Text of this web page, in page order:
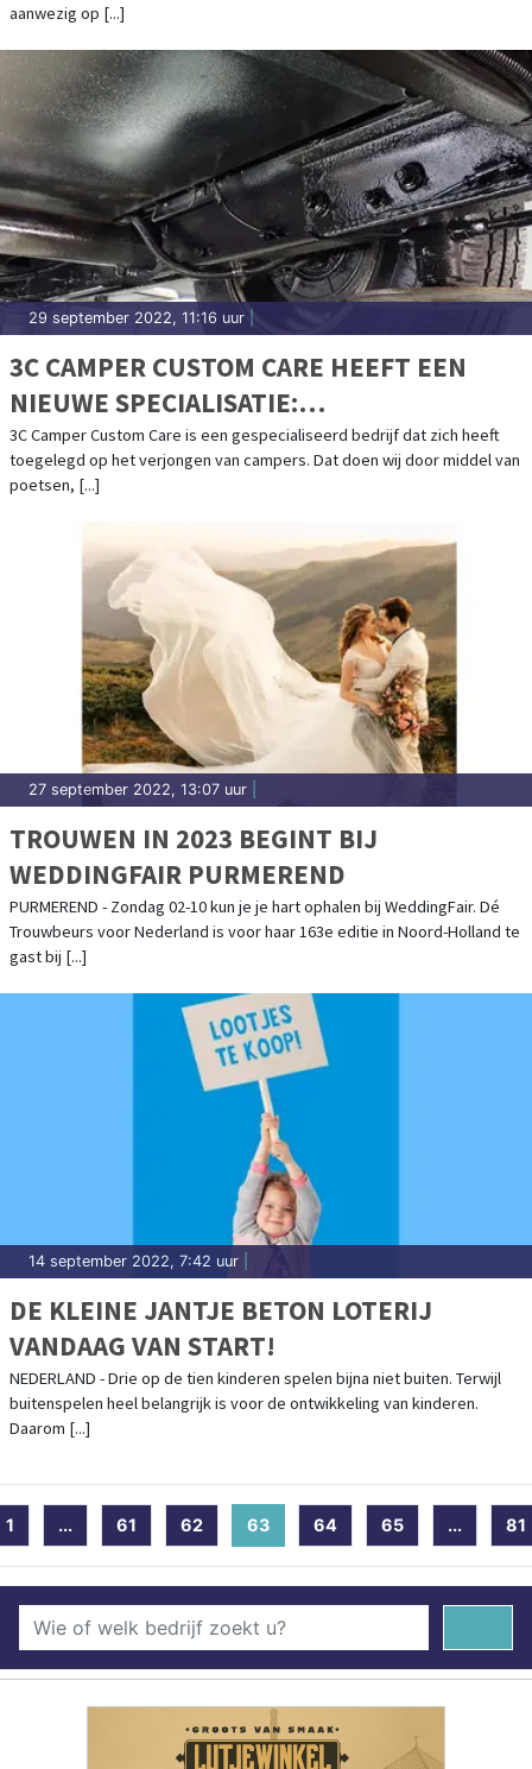
aanwezig op [...]
29 september 2022, 11:16 uur
3C CAMPER CUSTOM CARE HEEFT EEN
NIEUWE SPECIALISATIE:
BODEMBESCHERMING
3C Camper Custom Care is een gespecialiseerd bedrijf dat zich heeft
toegelegd op het verjongen van campers. Dat doen wij door middel van
poetsen, [...]
27 september 2022, 13:07 uur
TROUWEN IN 2023 BEGINT BIJ
WEDDINGFAIR PURMEREND
PURMEREND - Zondag 02-10 kun je je hart ophalen bij WeddingFair. Dé
Trouwbeurs voor Nederland is voor haar 163e editie in Noord-Holland te
gast bij [...]
14 september 2022, 7:42 uur
DE KLEINE JANTJE BETON LOTERIJ
VANDAAG VAN START!
NEDERLAND - Drie op de tien kinderen spelen bijna niet buiten. Terwijl
buitenspelen heel belangrijk is voor de ontwikkeling van kinderen.
Daarom [...]
1 ... 61 62 63 (current)
64 65 ... 81